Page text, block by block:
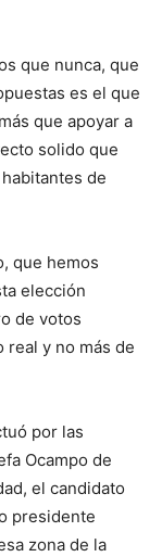
que nunca, que
es el que
que apoyar a
solido que
de
que hemos
elección
de votos
real y no más de
por las
Ocampo de
el candidato
presidente
zona de la